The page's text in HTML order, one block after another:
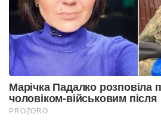
Марічка Падалко розповіла
чоловіком-військовим
PROZORO